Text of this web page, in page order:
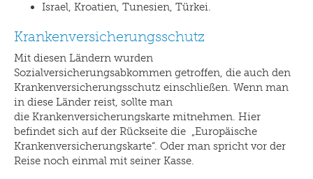
Israel, Kroatien, Tunesien, Türkei.
Krankenversicherungsschutz
Mit diesen Ländern wurden
Sozialversicherungsabkommen getroffen, die auch den
Krankenversicherungsschutz einschließen. Wenn man
in diese Länder reist, sollte man
die Krankenversicherungskarte mitnehmen. Hier
befindet sich auf der Rückseite die „Europäische
Krankenversicherungskarte“. Oder man spricht vor der
Reise noch einmal mit seiner Kasse.